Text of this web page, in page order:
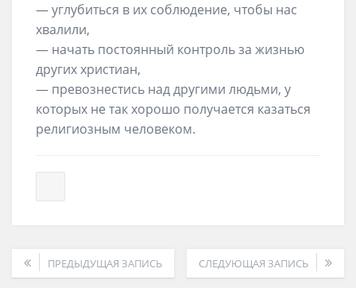
— углубиться в их соблюдение, чтобы нас
хвалили,
— начать постоянный контроль за жизнью
других христиан,
— превознестись над другими людьми, у
которых не так хорошо получается казаться
религиозным человеком.
ПРЕДЫДУЩАЯ ЗАПИСЬ СЛЕДУЮЩАЯ ЗАПИСЬ